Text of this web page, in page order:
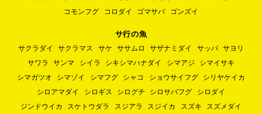
コモンフグ
コロダイ ゴマサバ ゴンズイ
サ行の魚
サクラダイ サクラマス サケ ササムロ サザナミダイ サッパ サヨリ
サワラ
サンマ シイラ シキシマハナダイ シマアジ
シマイサキ
シマガツオ
シマゾイ シマフグ シャコ ショウサイフグ
シリヤケイカ
シロアマダイ
シロギス シログチ シロサバフグ
シロダイ
ジンドウイカ
スケトウダラ スジアラ スジイカ スズキ
スズメダイ